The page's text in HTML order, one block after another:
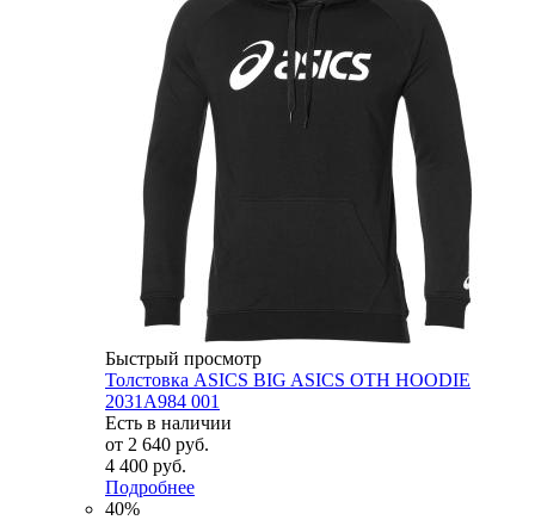
Быстрый просмотр
Толстовка ASICS BIG ASICS OTH HOODIE
2031A984 001
Есть в наличии
от 2 640 руб.
4 400 руб.
Подробнее
40%